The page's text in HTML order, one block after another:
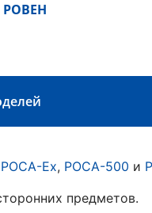
РОСА-Ex, РОСА-500 и
предметов.